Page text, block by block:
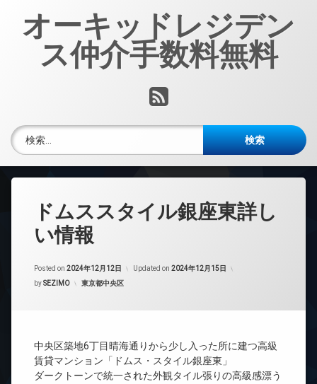
オーキッドレジデン
ス仲介手数料無料
RSS
検索:
ドムススタイル銀座東詳し
い情報
Posted on 2024年12月12日 Updated on 2024年12月15日
bySEZIMO カテゴリー:
東京都中央区
中央区築地6丁目晴海通りから少し入った所に建つ高級
賃貸マンション「ドムス・スタイル銀座東」
ダークトーンで統一された外観タイル張りの高級感漂う